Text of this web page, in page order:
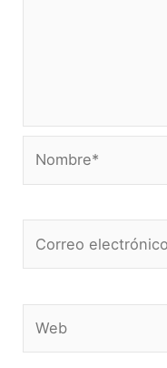
electrónico*